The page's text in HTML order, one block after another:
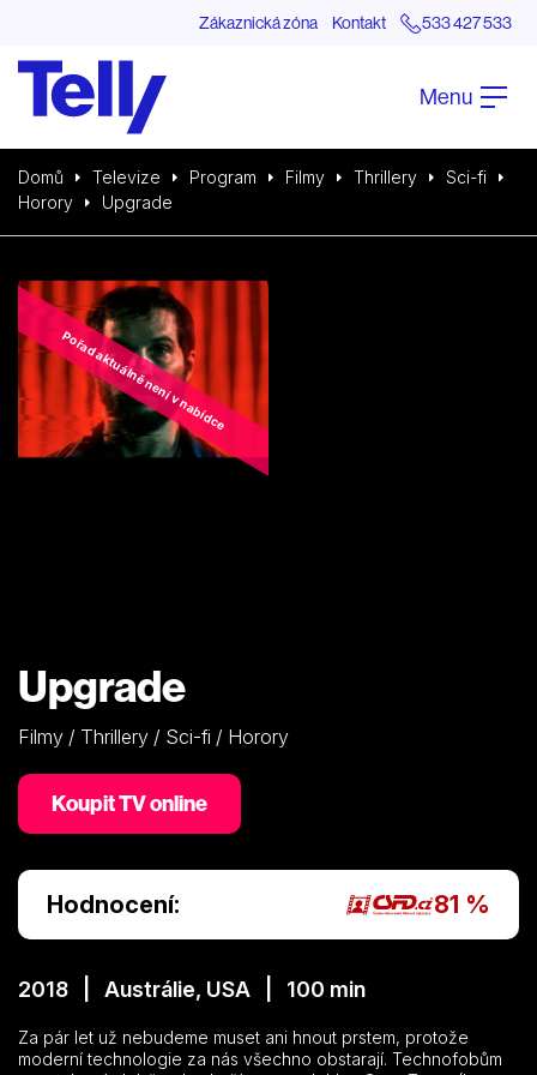
Zákaznická zóna Kontakt 533 427 533
Menu
Domů Televize Program Filmy Thrillery
Sci-fi
Horory
Upgrade
Pořad aktuálně není v nabídce
Upgrade
Filmy / Thrillery / Sci-fi / Horory
Koupit TV online
Hodnocení: 81 %
2018 | Austrálie, USA | 100 min
Za pár let už nebudeme muset ani hnout prstem, protože
moderní technologie za nás všechno obstarají. Technofobům